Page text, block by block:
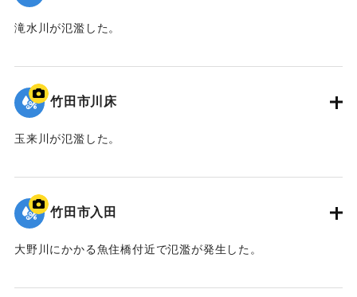
滝水川が氾濫した。
｜固有コード:09922060
竹田市川床
玉来川が氾濫した。
｜固有コード:09922059
竹田市入田
大野川にかかる魚住橋付近で氾濫が発生した。
｜固有コード:09922058